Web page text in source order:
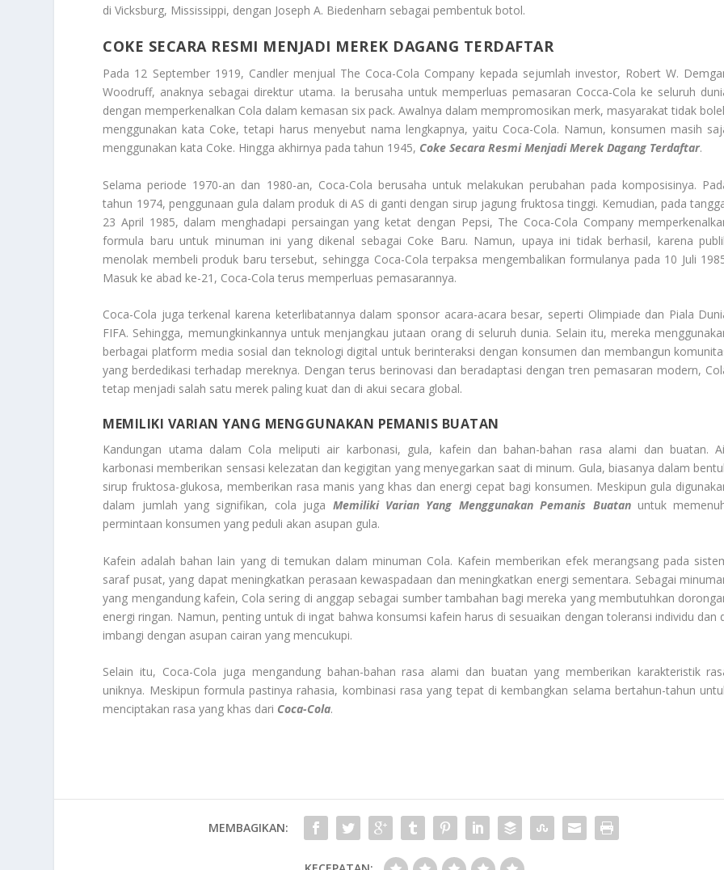
di Vicksburg, Mississippi, dengan Joseph A. Biedenharn sebagai pembentuk botol.
COKE SECARA RESMI MENJADI MEREK DAGANG TERDAFTAR
Pada 12 September 1919, Candler menjual The Coca-Cola Company kepada sejumlah investor, Robert W.
Woodruff, anaknya sebagai direktur utama. Ia berusaha untuk memperluas pemasaran Cocca-Cola ke seluruh
dengan memperkenalkan Cola dalam kemasan six pack. Awalnya dalam mempromosikan merk, masyarakat tidak
menggunakan kata Coke, tetapi harus menyebut nama lengkapnya, yaitu Coca-Cola. Namun, konsumen masih
menggunakan kata Coke. Hingga akhirnya pada tahun 1945, Coke Secara Resmi Menjadi Merek Dagang Terdaftar.
Selama periode 1970-an dan 1980-an, Coca-Cola berusaha untuk melakukan perubahan pada komposisinya.
tahun 1974, penggunaan gula dalam produk di AS di ganti dengan sirup jagung fruktosa tinggi. Kemudian, pada
23 April 1985, dalam menghadapi persaingan yang ketat dengan Pepsi, The Coca-Cola Company
formula baru untuk minuman ini yang dikenal sebagai Coke Baru. Namun, upaya ini tidak berhasil, karena
menolak membeli produk baru tersebut, sehingga Coca-Cola terpaksa mengembalikan formulanya pada 10 Juli
Masuk ke abad ke-21, Coca-Cola terus memperluas pemasarannya.
Coca-Cola juga terkenal karena keterlibatannya dalam sponsor acara-acara besar, seperti Olimpiade dan Piala
FIFA. Sehingga, memungkinkannya untuk menjangkau jutaan orang di seluruh dunia. Selain itu, mereka
berbagai platform media sosial dan teknologi digital untuk berinteraksi dengan konsumen dan membangun
yang berdedikasi terhadap mereknya. Dengan terus berinovasi dan beradaptasi dengan tren pemasaran modern,
tetap menjadi salah satu merek paling kuat dan di akui secara global.
MEMILIKI VARIAN YANG MENGGUNAKAN PEMANIS BUATAN
Kandungan utama dalam Cola meliputi air karbonasi, gula, kafein dan bahan-bahan rasa alami dan buatan.
karbonasi memberikan sensasi kelezatan dan kegigitan yang menyegarkan saat di minum. Gula, biasanya dalam
sirup fruktosa-glukosa, memberikan rasa manis yang khas dan energi cepat bagi konsumen. Meskipun gula
dalam jumlah yang signifikan, cola juga Memiliki Varian Yang Menggunakan Pemanis Buatanuntuk
permintaan konsumen yang peduli akan asupan gula.
Kafein adalah bahan lain yang di temukan dalam minuman Cola. Kafein memberikan efek merangsang pada
saraf pusat, yang dapat meningkatkan perasaan kewaspadaan dan meningkatkan energi sementara. Sebagai
yang mengandung kafein, Cola sering di anggap sebagai sumber tambahan bagi mereka yang membutuhkan
energi ringan. Namun, penting untuk di ingat bahwa konsumsi kafein harus di sesuaikan dengan toleransi individu dan
imbangi dengan asupan cairan yang mencukupi.
Selain itu, Coca-Cola juga mengandung bahan-bahan rasa alami dan buatan yang memberikan karakteristik
uniknya. Meskipun formula pastinya rahasia, kombinasi rasa yang tepat di kembangkan selama bertahun-tahun
menciptakan rasa yang khas dari Coca-Cola.
MEMBAGIKAN: